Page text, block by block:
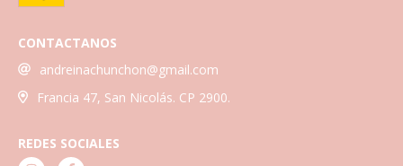
CONTACTANOS
andreinachunchon@gmail.com
Francia 47, San Nicolás. CP 2900.
REDES SOCIALES